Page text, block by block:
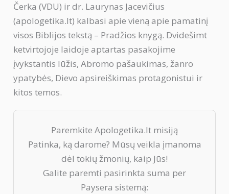
Čerka (VDU) ir dr. Laurynas Jacevičius
(apologetika.lt) kalbasi apie vieną apie pamatinį
visos Biblijos tekstą – Pradžios knygą. Dvidešimt
ketvirtojoje laidoje aptartas pasakojime
įvykstantis lūžis, Abromo pašaukimas, žanro
ypatybės, Dievo apsireiškimas protagonistui ir
kitos temos.
Paremkite Apologetika.lt misiją
Patinka, ką darome? Mūsų veikla įmanoma
dėl tokių žmonių, kaip Jūs!
Galite paremti pasirinkta suma per
Paysera sistemą: